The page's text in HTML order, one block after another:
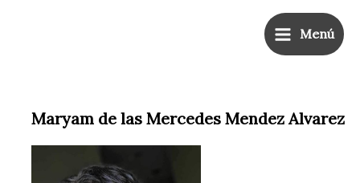
Main
Menu
Menú
Maryam de las Mercedes Mendez Alvarez